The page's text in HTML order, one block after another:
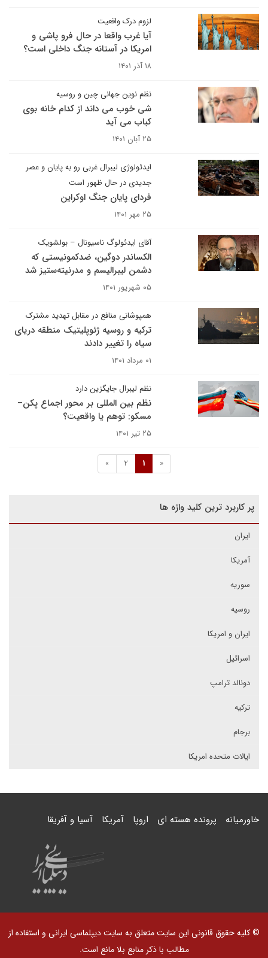
لزوم درک واقعیت
آیا غرب واقعا در حال فرو پاشی و
امریکا در آستانه جنگ داخلی است؟
۱۸ آذر ۱۴۰۱
نظم نوین جهانی چین و روسیه
شی خوب می داند از کدام خانه بوی
کباب می آید
۲۵ آبان ۱۴۰۱
ایدئولوژی لیبرال غربی رو به پایان و عصر
جدیدی در حال ظهور است
فردای پایان جنگ اوکراین
۲۵ مهر ۱۴۰۱
آقای ایدئولوگ ناسیونال – بولشویک
الکساندر دوگین، ضدکمونیستی که
دشمن لیبرالیسم و مدرنیته‌ستیز شد
۰۵ شهریور ۱۴۰۱
همپوشانی منافع در مقابل تهدید مشترک
ترکیه و روسیه ژئوپلیتیک منطقه دریای
سیاه را تغییر دادند
۰۱ مرداد ۱۴۰۱
نظم لیبرال جایگزین دارد
نظم بین المللی بر محور اجماع پکن–
مسکو: توهم یا واقعیت؟
۲۵ تیر ۱۴۰۱
«
1
2
»
پر کاربرد ترین کلید واژه ها
ایران
آمریکا
سوریه
روسیه
ایران و امریکا
اسرائیل
دونالد ترامپ
ترکیه
برجام
ایالات متحده امریکا
خاورمیانه پرونده هسته ای اروپا آمریکا آسیا و آفریقا
© کلیه حقوق قانونی این سایت متعلق به سایت دیپلماسی ایرانی و استفاده از
مطالب با ذکر منابع بلا مانع است.